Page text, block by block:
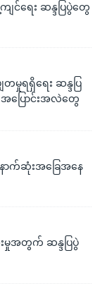
ျင်ရေး ဆန္ဒပြပွဲတွေ
မှုရရှိရေး ဆန္ဒပြ
ပြောင်းအလဲတွေ
ာက်ဆုံးအခြေအနေ
မှုအတွက် ဆန္ဒပြပွဲ